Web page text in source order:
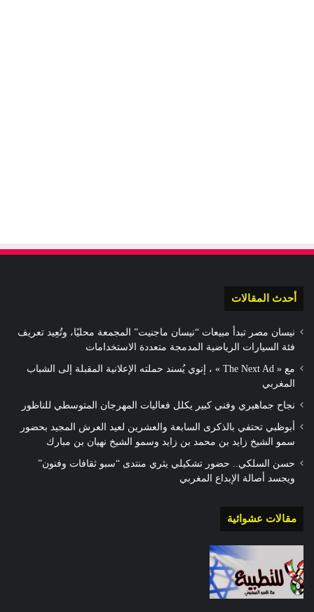
أحدث المقالات
نيسان مصر تبدأ مبيعات “نيسان ماجنيت” المجمعة محليًا، وتُعِيد تعريف
فئة السيارات الرياضية المدمجة متعددة الاستخدامات
مع « The Next Ad » ، إنوي يُسند حملته الإعلانية المقبلة إلى الشباب
المغربي
نجاح جماهيري وفني كبير يكلل فعاليات المهرجان المتوسطي للناظور
أبوظبي تحتفي بالذكرى السابعة والعشرين لعيد العرش المجيد بحضور
سمو الشيخ زايد بن محمد بن زايد وسمو الشيخ نهيان بن مبارك
حسن السلكي.. حضور تشكيلي يثري منتدى “سبو ثقافات وفنون”
ويجسد أصالة الإبداع المغربي
مقالات عشوائية